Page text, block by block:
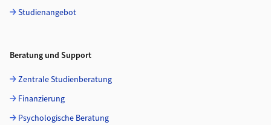
Studienangebot
Beratung und Support
Zentrale Studienberatung
Finanzierung
Psychologische Beratung